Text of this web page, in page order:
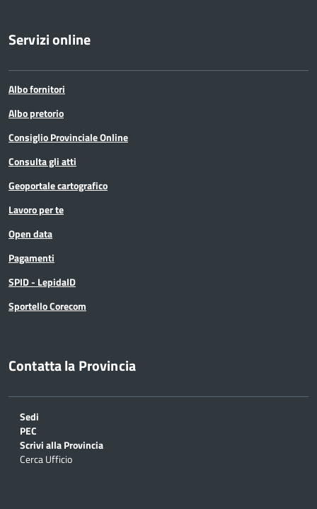
Servizi online
Albo fornitori
Albo pretorio
Consiglio Provinciale Online
Consulta gli atti
Geoportale cartografico
Lavoro per te
Open data
Pagamenti
SPID - LepidaID
Sportello Corecom
Contatta la Provincia
Sedi
PEC
Scrivi alla Provincia
Cerca Ufficio